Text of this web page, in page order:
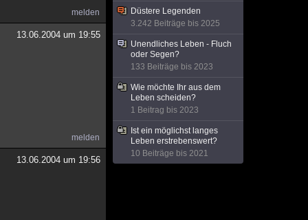
melden
13.06.2004 um 19:55
melden
13.06.2004 um 19:56
Düstere Legenden
3.242 Beiträge bis 2025
Unendliches Leben - Fluch
oder Segen?
133 Beiträge bis 2023
Wie möchte Ihr aus dem
Leben scheiden?
1 Beitrag bis 2023
Ist ein möglichst langes
Leben erstrebenswert?
10 Beiträge bis 2021